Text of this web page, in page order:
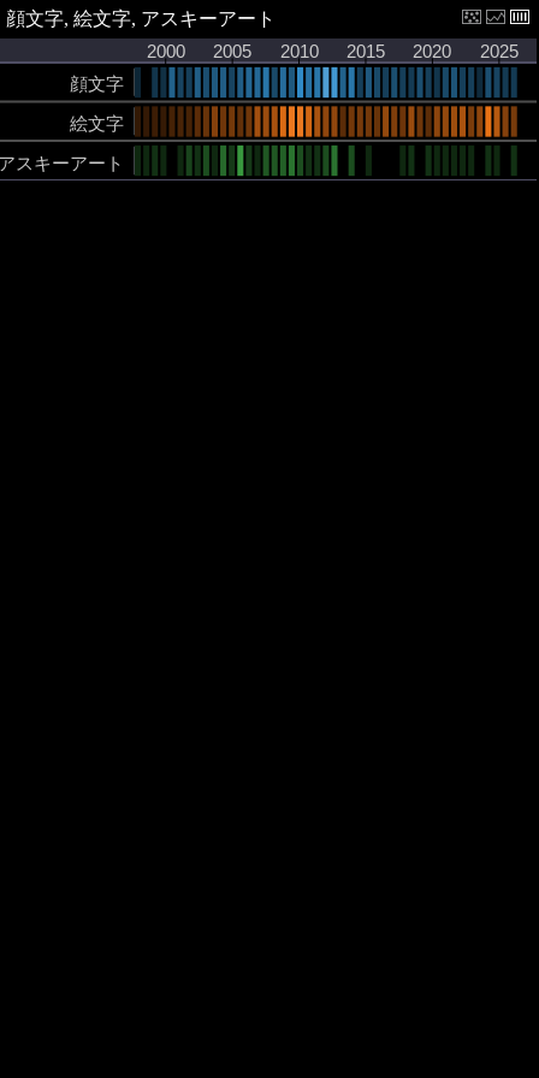
顔文字, 絵文字, アスキーアート
2000
2005 2010 2015 2020 2025
顔文字
絵文字
スキーアート